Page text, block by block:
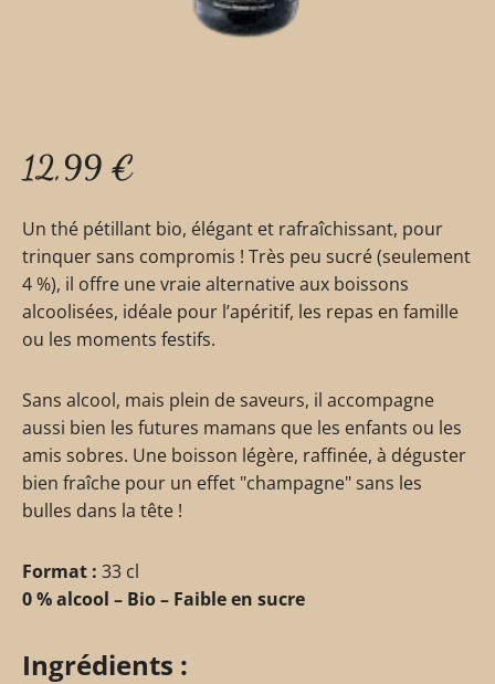
12,99 €
Un thé pétillant bio, élégant et rafraîchissant, pour
trinquer sans compromis ! Très peu sucré (seulement
4 %), il offre une vraie alternative aux boissons
alcoolisées, idéale pour l’apéritif, les repas en famille
ou les moments festifs.
Sans alcool, mais plein de saveurs, il accompagne
aussi bien les futures mamans que les enfants ou les
amis sobres. Une boisson légère, raffinée, à déguster
bien fraîche pour un effet "champagne" sans les
bulles dans la tête !
Format : 33 cl
0 % alcool – Bio – Faible en sucre
Ingrédients :